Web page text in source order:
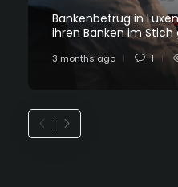
Bankenbetrug in
ihren Banken im
3 months ago 1